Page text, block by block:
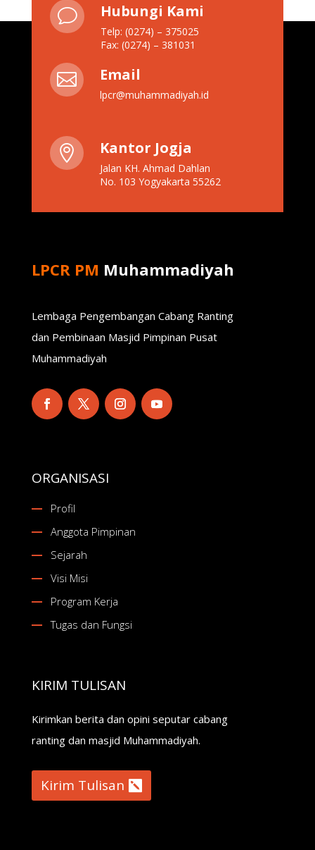
v Hubungi Kami
Telp: (0274) – 375025
Fax: (0274) – 381031
 Email
lpcr@muhammadiyah.id
 Kantor Jogja
Jalan KH. Ahmad Dahlan
No. 103 Yogyakarta 55262
LPCR PM Muhammadiyah
Lembaga Pengembangan Cabang Ranting
dan Pembinaan Masjid Pimpinan Pusat
Muhammadiyah
ORGANISASI
Profil
Anggota Pimpinan
Sejarah
Visi Misi
Program Kerja
Tugas dan Fungsi
KIRIM TULISAN
Kirimkan berita dan opini seputar cabang
ranting dan masjid Muhammadiyah.
Kirim Tulisan